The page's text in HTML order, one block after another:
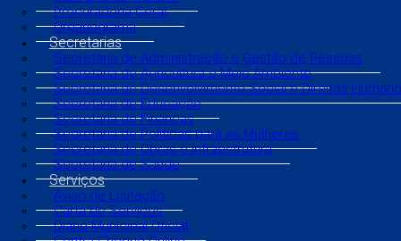
Procuradoria Geral
Organograma
Secretarias
Secretaria de Administração e Gestão de Pessoas
Secretaria de Agricultura e Meio Ambiente
Secretaria de Desenvolvimento Social e Direitos
Secretaria de Educação
Secretaria de Finanças
Secretaria de Políticas para as Mulheres
Secretaria de Obras e Infraestrutura
Secretaria de Saúde
Serviços
Aviso de Licitação
Carta de Serviços
Diário Municipal Oficial